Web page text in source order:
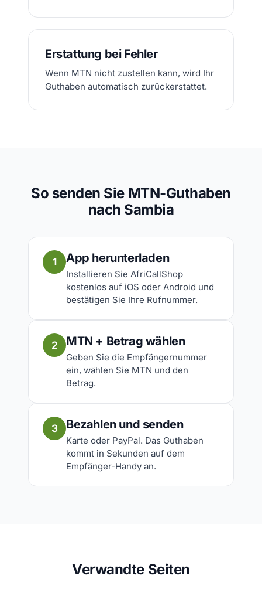
Erstattung bei Fehler
Wenn MTN nicht zustellen kann, wird Ihr
Guthaben automatisch zurückerstattet.
So senden Sie MTN-Guthaben
nach Sambia
1 App herunterladen
Installieren Sie AfriCallShop
kostenlos auf iOS oder Android und
bestätigen Sie Ihre Rufnummer.
2 MTN + Betrag wählen
Geben Sie die Empfängernummer
ein, wählen Sie MTN und den
Betrag.
3 Bezahlen und senden
Karte oder PayPal. Das Guthaben
kommt in Sekunden auf dem
Empfänger-Handy an.
Verwandte Seiten